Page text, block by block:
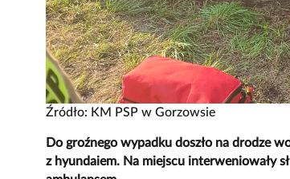
Źródło: KM PSP w Gorzowsie
Do groźnego wypadku doszło na drodze
z hyundaiem. Na miejscu interweniowały